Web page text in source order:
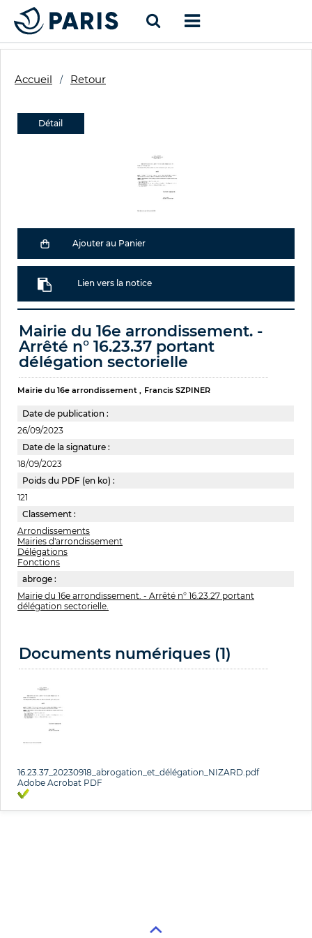
Accueil Retour
Détail
Ajouter au Panier
Lien vers la notice
Mairie du 16e arrondissement. -
Arrêté n° 16.23.37 portant
délégation sectorielle
Mairie du 16e arrondissement Francis SZPINER
Date de publication :
26/09/2023
Date de la signature :
18/09/2023
Poids du PDF (en ko) :
121
Classement :
Arrondissements
Mairies d'arrondissement
Délégations
Fonctions
abroge :
Mairie du 16e arrondissement. - Arrêté n° 16.23.27 portant
délégation sectorielle.
Documents numériques (1)
16.23.37_20230918_abrogation_et_délégation_NIZARD.pdf
Adobe Acrobat PDF